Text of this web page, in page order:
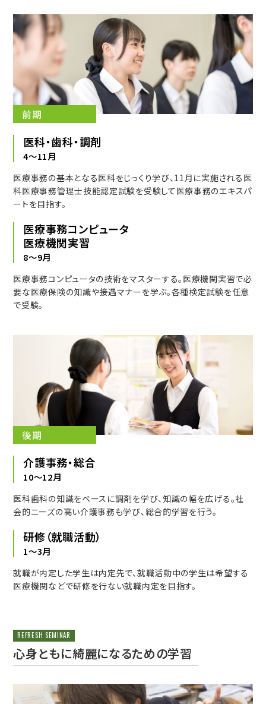
前期
医科・歯科・調剤
4〜11月
医療事務の基本となる医科をじっくり学び、11月に実施される医
科医療事務管理士技能認定試験を受験して医療事務のエキスパ
ートを目指す。
医療事務コンピュータ
医療機関実習
8〜9月
医療事務コンピュータの技術をマスターする。医療機関実習で必
要な医療保険の知識や接遇マナーを学ぶ。各種検定試験を任意
で受験。
後期
介護事務・総合
10〜12月
医科歯科の知識をベースに調剤を学び、知識の幅を広げる。社
会的ニーズの高い介護事務も学び、総合的学習を行う。
研修（就職活動）
1〜3月
就職が内定した学生は内定先で、就職活動中の学生は希望する
医療機関などで研修を行ない就職内定を目指す。
REFRESH SEMINAR
心身ともに綺麗になるための学習